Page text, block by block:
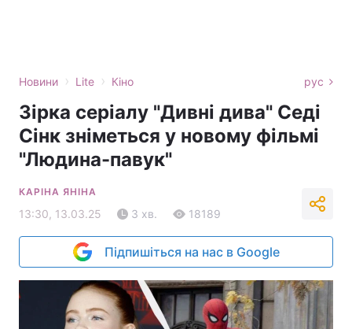
Новини › Lite › Кіно рус
Зірка серіалу "Дивні дива" Седі
Сінк зніметься у новому фільмі
"Людина-павук"
КАРІНА ЯНІНА
13:30, 13.03.25 3 хв. 18189
Підпишіться на нас в Google